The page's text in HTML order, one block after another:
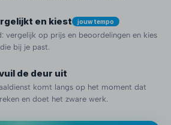
en kiest jouw tempo
vergelijk op prijs en beoordelingen en kies
bij je past.
de deur uit
komt langs op het moment dat
en doet het zware werk.